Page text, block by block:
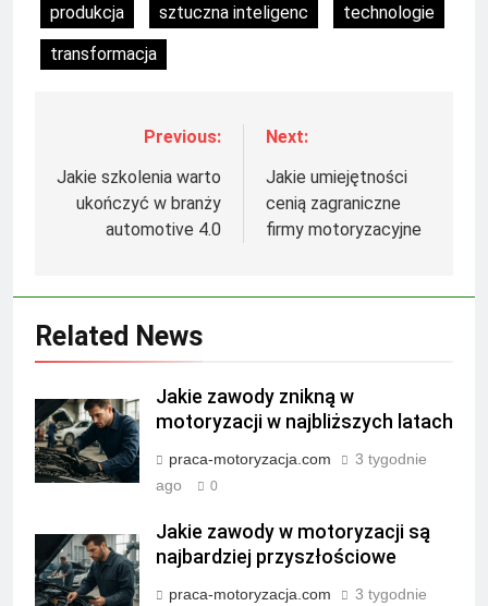
produkcja
sztuczna inteligenc
technologie
transformacja
Nawigacja
wpisu
Previous:
Jakie szkolenia warto
ukończyć w branży
automotive 4.0
Next:
Jakie umiejętności
cenią zagraniczne
firmy motoryzacyjne
Related News
Jakie zawody znikną w
motoryzacji w najbliższych latach
praca-motoryzacja.com
3 tygodnie
ago
0
Jakie zawody w motoryzacji są
najbardziej przyszłościowe
praca-motoryzacja.com
3 tygodnie